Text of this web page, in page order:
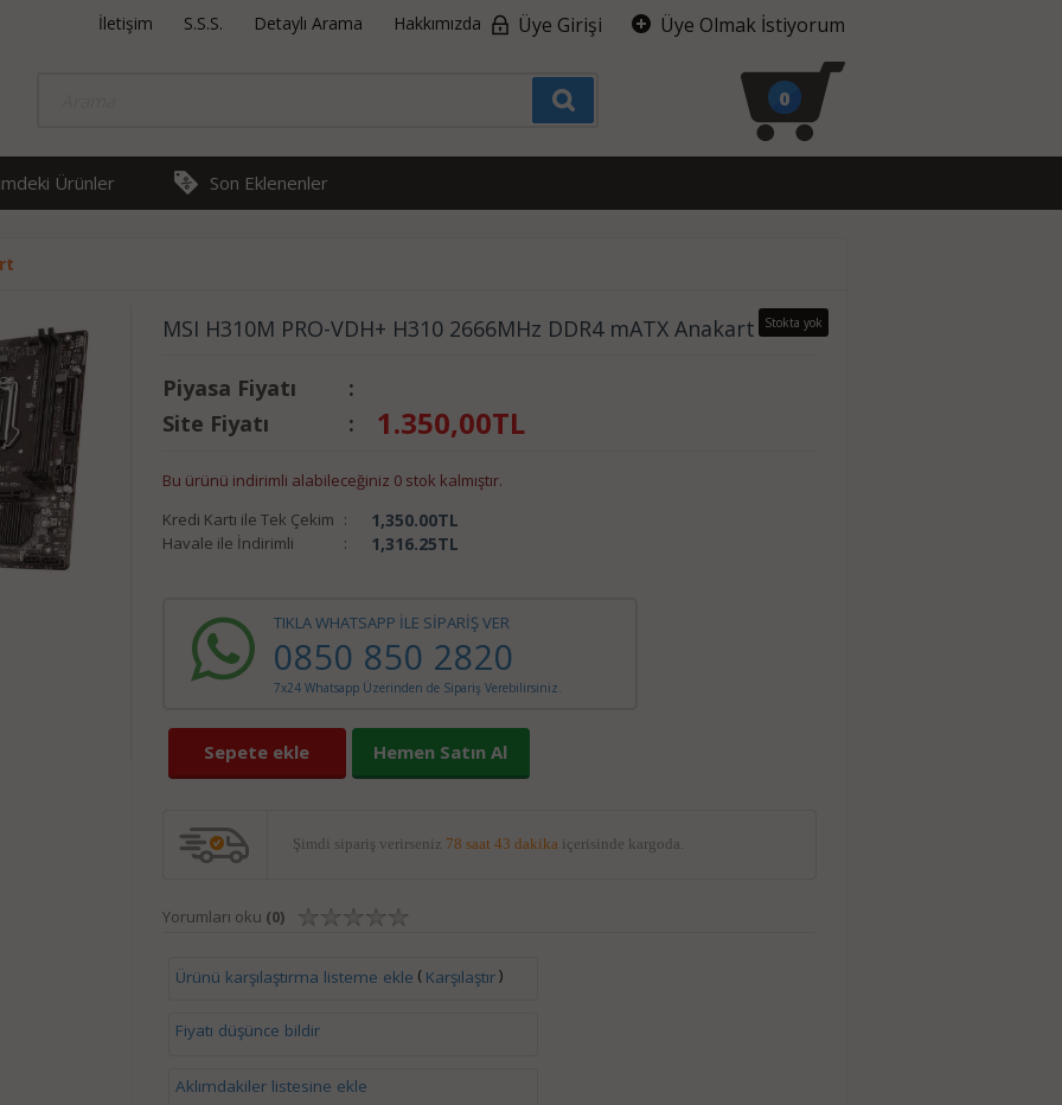
İletişim S.S.S. Detaylı Arama Hakkımızda Üye Girişi Üye Olmak İstiyorum
0
Ürünler Son Eklenenler
Stokta yok
MSI H310M PRO-VDH+ H310 2666MHz DDR4 mATX Anakart
Piyasa Fiyatı
:
Site Fiyatı
: 1.350,00TL
Bu ürünü indirimli alabileceğiniz 0 stok kalmıştır.
Kredi Kartı ile Tek Çekim : 1,350.00TL
Havale ile İndirimli : 1,316.25TL
TIKLA WHATSAPP İLE SİPARİŞ VER
0850 850 2820
7x24 Whatsapp Üzerinden de Sipariş Verebilirsiniz.
Sepete ekle Hemen Satın Al
Şimdi sipariş verirseniz 78 saat 43 dakika içerisinde kargoda.
Yorumları oku (0)
Ürünü karşılaştırma listeme ekle ( Karşılaştır)
Fiyatı düşünce bildir
Aklımdakiler listesine ekle